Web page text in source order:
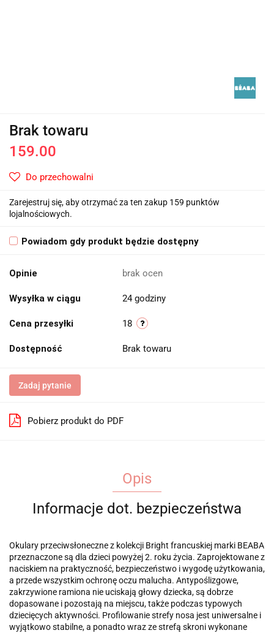
Brak towaru
159.00
Do przechowalni
Zarejestruj się, aby otrzymać za ten zakup 159 punktów
lojalnościowych.
Powiadom gdy produkt będzie dostępny
Opinie brak ocen
Wysyłka w ciągu 24 godziny
Cena przesyłki 18
Dostępność Brak towaru
Zadaj pytanie
Pobierz produkt do PDF
Opis
Informacje dot. bezpieczeństwa
Okulary przeciwsłoneczne z kolekcji Bright francuskiej marki BEABA
przeznaczone są dla dzieci powyżej 2. roku życia. Zaprojektowane z
naciskiem na praktyczność, bezpieczeństwo i wygodę użytkowania,
a przede wszystkim ochronę oczu malucha. Antypoślizgowe,
zakrzywione ramiona nie uciskają głowy dziecka, są dobrze
dopasowane i pozostają na miejscu, także podczas typowych
dziecięcych aktywności. Profilowanie strefy nosa jest uniwersalne i
wyjątkowo stabilne, a ponadto wraz ze strefą skroni wykonane